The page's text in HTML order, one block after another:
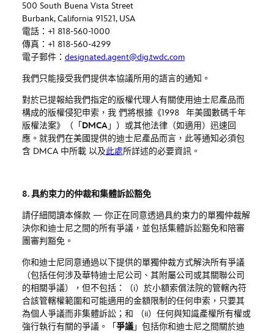
500 South Buena Vista Street
Burbank, California 91521, USA
電話： +1 818-560-1000
傳真： +1 818-560-4299
電子郵件： designated.agent@dig.twdc.com
我們只能接受我們提供本協議所用的語言的通知。
對於已提報給我們指定的版權代理人有關使用迪士尼產品而
構成的版權侵犯申索，我 們將根據《1998 年美國數碼千年
版權法案》（「 DMCA」）或其他法律（如適用）迅速回
應。就我們在美國提供的迪士尼產品而言， 此等通知必須包
含 DMCA 中所載 以及此處所詳述的必要資訊。
8. 具約束力的仲裁和集體訴訟豁免
請仔細閱讀本條款 — 你正在同意透過具約束力的單獨仲裁解
決你和迪士尼之間的所有爭議，並包括集體訴訟豁免和陪審
團審判豁免。
你和迪士尼同意通過以下提供的單獨仲裁方式解決所有爭議
（包括任何涉及華特迪士尼公司、其附屬公司或其關聯公司
的相關爭議），但不包括：（i）於小額索償法院的管轄內符
合該管轄權範圍和可能適用的金額限制的任何申索，只要其
為個人爭議而非集體訴訟；和 （ii） 任何與知識產權所有權或
強行執行有關的爭議。「爭議」包括你和迪士尼之間關於迪